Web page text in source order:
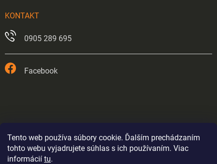
Tento web používa súbory cookie. Ďalším prechádzaním
tohto webu vyjadrujete súhlas s ich používaním. Viac
informácií tu.
KONTAKT
0905 289 695
Facebook